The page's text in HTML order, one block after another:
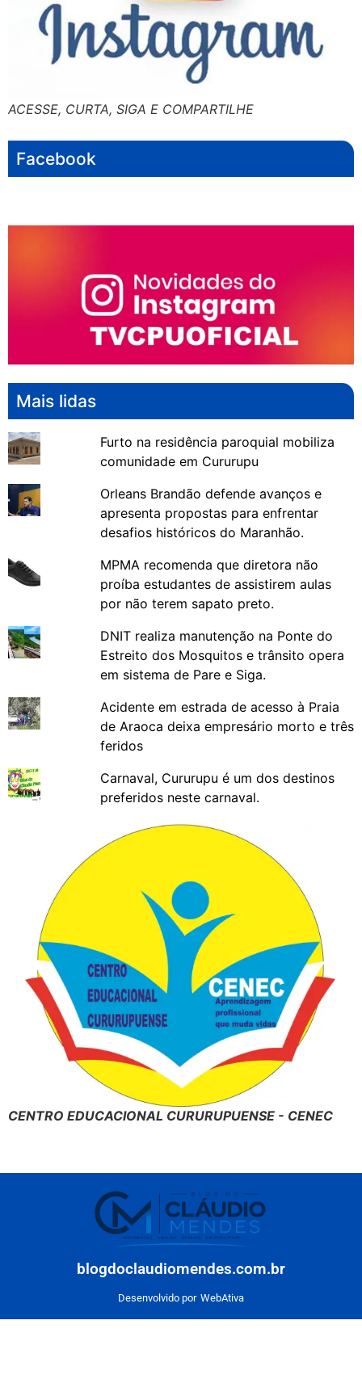
ACESSE, CURTA, SIGA E COMPARTILHE
Facebook
Mais lidas
Furto na residência paroquial mobiliza
comunidade em Cururupu
Orleans Brandão defende avanços e
apresenta propostas para enfrentar
desafios históricos do Maranhão.
MPMA recomenda que diretora não
proíba estudantes de assistirem aulas
por não terem sapato preto.
DNIT realiza manutenção na Ponte do
Estreito dos Mosquitos e trânsito opera
em sistema de Pare e Siga.
Acidente em estrada de acesso à Praia
de Araoca deixa empresário morto e três
feridos
Carnaval, Cururupu é um dos destinos
preferidos neste carnaval.
CENTRO EDUCACIONAL CURURUPUENSE - CENEC
blogdoclaudiomendes.com.br
Desenvolvido por WebAtiva